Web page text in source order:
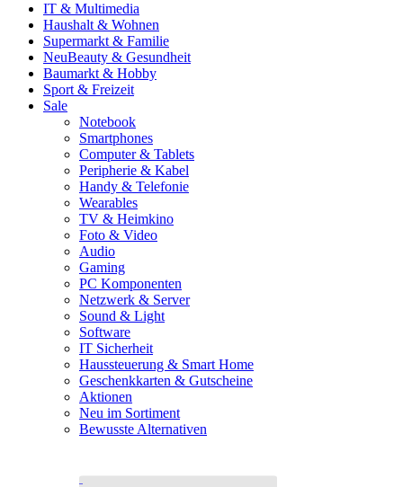
IT & Multimedia
Haushalt & Wohnen
Supermarkt & Familie
NeuBeauty & Gesundheit
Baumarkt & Hobby
Sport & Freizeit
Sale
Notebook
Smartphones
Computer & Tablets
Peripherie & Kabel
Handy & Telefonie
Wearables
TV & Heimkino
Foto & Video
Audio
Gaming
PC Komponenten
Netzwerk & Server
Sound & Light
Software
IT Sicherheit
Haussteuerung & Smart Home
Geschenkkarten & Gutscheine
Aktionen
Neu im Sortiment
Bewusste Alternativen